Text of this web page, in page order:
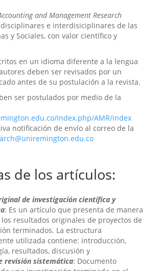
and Management Research
e interdisiciplinares de las
y Sociales, con valor científico y
en un idioma diferente a la lengua
deben ser revisados por un
antes de su postulación a la revista.
ser postulados por medio de la
index.php/AMR/index
notificación de envío al correo de la
de los artículos:
de investigación científica y
: Es un artículo que presenta de manera
resultados originales de proyectos de
terminados. La estructura
utilizada contiene: introducción,
resultados, discusión y
revisión sistemática: Documento